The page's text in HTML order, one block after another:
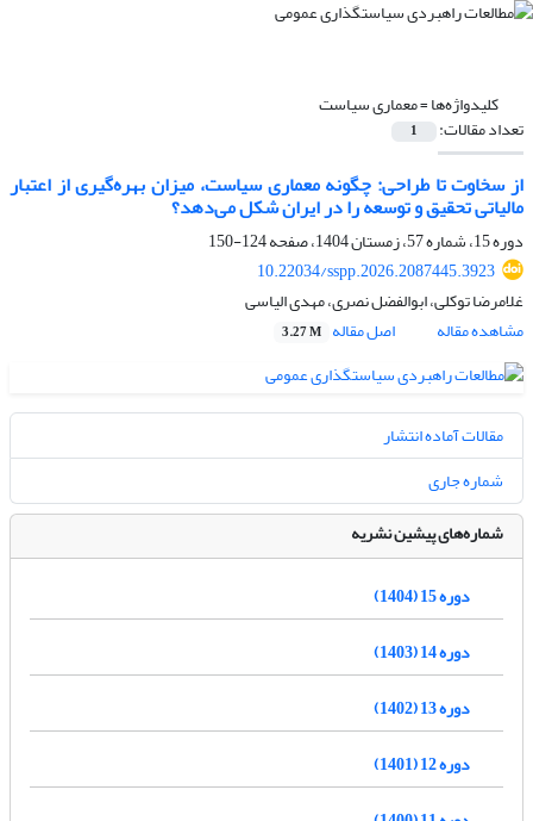
کلیدواژه‌ها =معماری سیاست
تعداد مقالات: 1
از سخاوت تا طراحی: چگونه معماری سیاست، میزان بهره‌گیری از اعتبار
مالیاتی تحقیق و توسعه را در ایران شکل می‌دهد؟
دوره 15، شماره 57، زمستان 1404، صفحه
124-150
10.22034/sspp.2026.2087445.3923
غلامرضا توکلی، ابوالفضل نصری، مهدی الیاسی
مشاهده مقاله
اصل مقاله 3.27 M
مقالات آماده انتشار
شماره جاری
شماره‌های پیشین نشریه
دوره 15 (1404)
دوره 14 (1403)
دوره 13 (1402)
دوره 12 (1401)